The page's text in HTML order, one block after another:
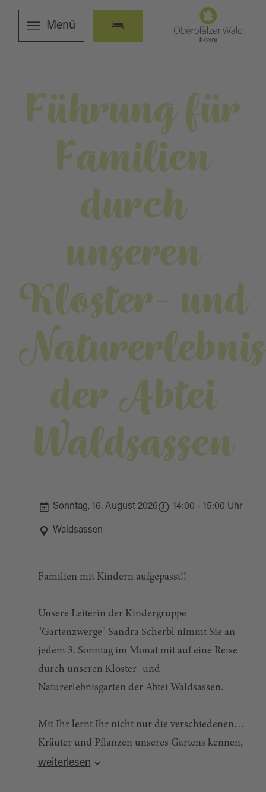
Menü
Führung für
Familien
durch
unseren
Kloster- und
der Abtei
Waldsassen
Sonntag, 16. August 2026 14:00 - 15:00 Uhr
Waldsassen
Familien mit Kindern aufgepasst!!
Unsere Leiterin der Kindergruppe
"Gartenzwerge" Sandra Scherbl nimmt Sie an
jedem 3. Sonntag im Monat mit auf eine Reise
durch unseren Kloster- und
Naturerlebnisgarten der Abtei Waldsassen.
Mit Ihr lernt Ihr nicht nur die verschiedenen
Kräuter und Pflanzen unseres Gartens kennen,
sondern Sie nimmt Euch mit in die Welt der
Quelle:destination.one
weiterlesen